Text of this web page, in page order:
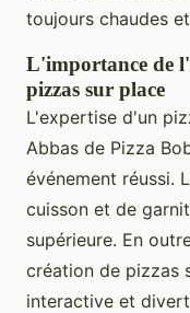
toujours chaudes
L'importance de
pizzas sur place
L'expertise d'un
Abbas de Pizza
événement réussi.
cuisson et de
supérieure. En
création de pizzas
interactive et